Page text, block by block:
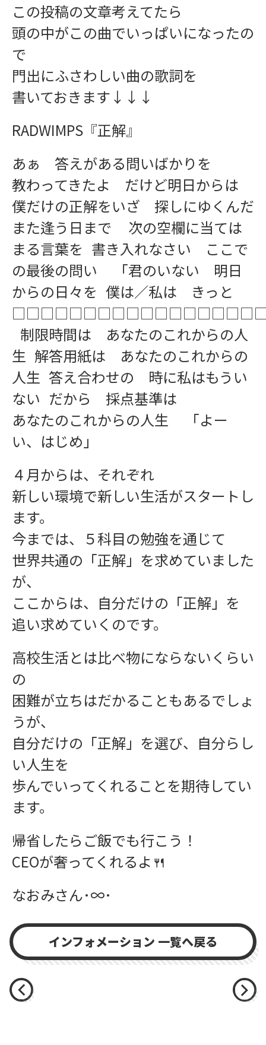
学習指導
お問い合わせ
この投稿の文章考えてたら
頭の中がこの曲でいっぱいになったの
で
門出にふさわしい曲の歌詞を
書いておきます↓↓↓
RADWIMPS『正解』
あぁ 答えがある問いばかりを
教わってきたよ だけど明日からは
僕だけの正解をいざ 探しにゆくんだ
また逢う日まで 次の空欄に当ては
まる言葉を 書き入れなさい ここで
の最後の問い 「君のいない 明日
からの日々を 僕は／私は きっと
制限時間は あなたのこれからの人
生 解答用紙は あなたのこれからの
人生 答え合わせの 時に私はもうい
ない だから 採点基準は
あなたのこれからの人生 「よー
い、はじめ」
４月からは、それぞれ
新しい環境で新しい生活がスタートし
ます。
今までは、５科目の勉強を通じて
世界共通の「正解」を求めていました
が、
ここからは、自分だけの「正解」を
追い求めていくのです。
高校生活とは比べ物にならないくらい
の
困難が立ちはだかることもあるでしょ
うが、
自分だけの「正解」を選び、自分らし
い人生を
歩んでいってくれることを期待してい
ます。
帰省したらご飯でも行こう！
CEOが奢ってくれるよ🍴
なおみさん･∞･
インフォメーション 一覧へ戻る